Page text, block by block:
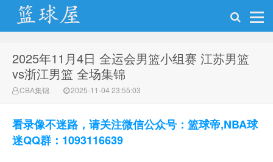
NBA录像吧
2025年11月4日 全运会男篮小组赛 江苏男篮
vs浙江男篮 全场集锦
CBA集锦 2025-11-04 23:55:03
看录像不迷路，请关注微信公众号：篮球帝,NBA球
迷QQ群：1093116639